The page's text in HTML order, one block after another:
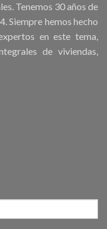
Tenemos 30 años de
Siempre hemos hecho
en este tema,
de viviendas,